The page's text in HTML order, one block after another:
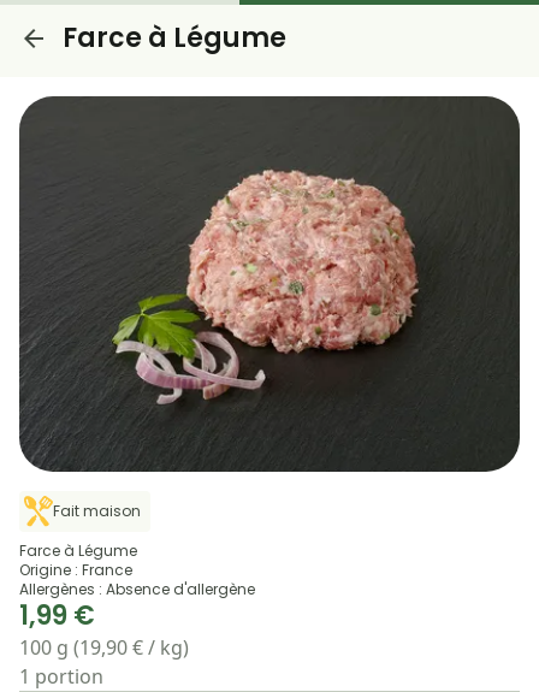
Farce à Légume
Fait maison
Farce à Légume
Origine : France
Allergènes : Absence d'allergène
1,99 €
100 g (19,90 € / kg)
1 portion